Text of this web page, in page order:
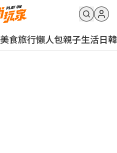
美食旅行懶人包親子生活日韓